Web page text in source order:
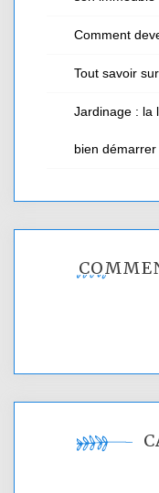
Comment
Tout savoir
Jardinage : la
bien démarrer